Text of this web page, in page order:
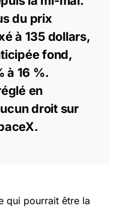
du prix
à 135 dollars,
fond,
à 16 %.
en
droit sur
qui pourrait être la